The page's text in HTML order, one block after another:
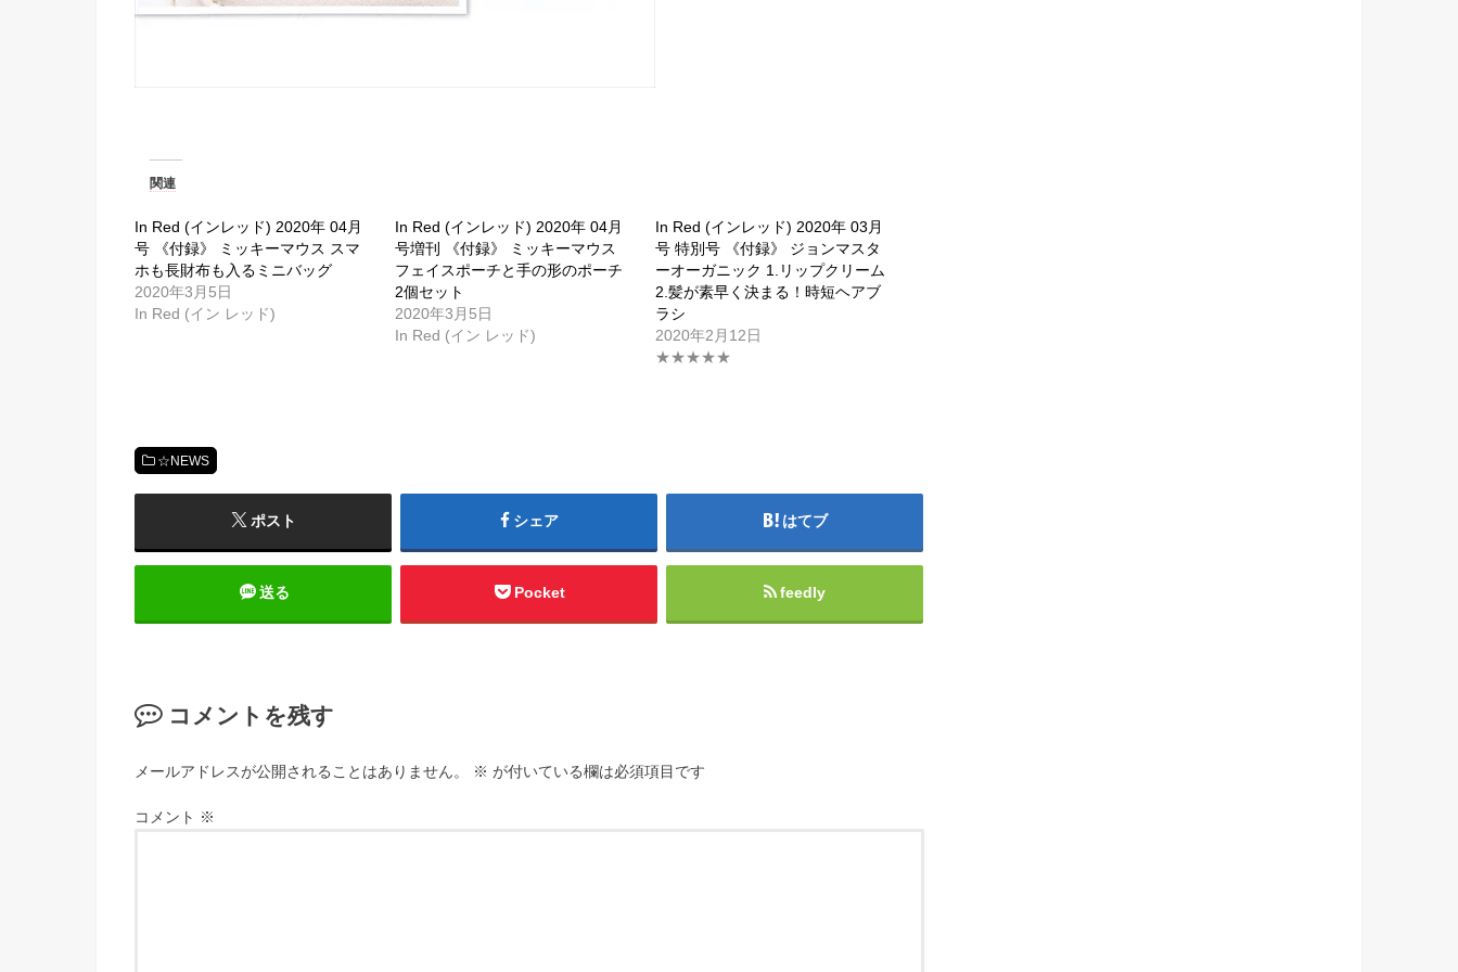
関連
In Red (インレッド) 2020年 04月
号 《付録》 ミッキーマウス スマ
ホも長財布も入るミニバッグ
2020年3月5日
In Red (イン レッド)
In Red (インレッド) 2020年 04月
号増刊 《付録》 ミッキーマウス
フェイスポーチと手の形のポーチ
2個セット
2020年3月5日
In Red (イン レッド)
In Red (インレッド) 2020年 03月
号 特別号 《付録》 ジョンマスタ
ーオーガニック 1.リップクリーム
2.髪が素早く決まる！時短ヘアブ
ラシ
2020年2月12日
★★★★★
☆NEWS
ポスト シェア はてブ
送る Pocket feedly
コメントを残す
メールアドレスが公開されることはありません。 ※ が付いている欄は必須項目です
コメント ※